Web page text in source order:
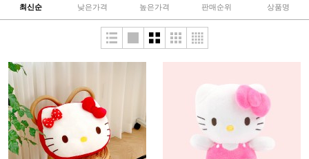
최신순 낮은가격 높은가격 판매순위 상품명